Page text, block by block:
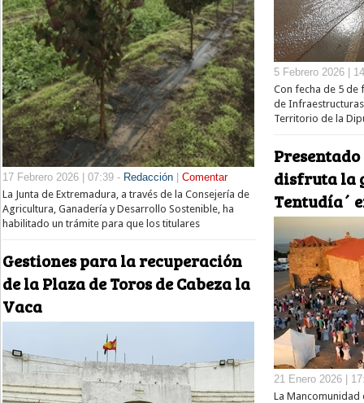
17 Febrero 2026 | 07:39 - Redacción
Comentar
La Junta de Extremadura, a través de la Consejería de
Agricultura, Ganadería y Desarrollo Sostenible, ha
habilitado un trámite para que los titulares
Gestiones para la recuperación
de la Plaza de Toros de Cabeza la
Vaca
5 Febrero 2026 |
Con fecha de 5 de
de
Territorio de la
disfruta la
Tentudía´
21 Enero 2026 |
La Mancomunidad